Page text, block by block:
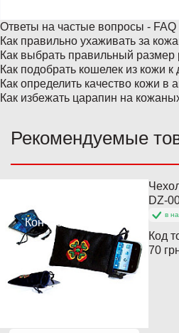
Ответы на частые вопросы - FAQ
Как правильно ухаживать за
Как выбрать правильный размер
Как подобрать кошелек из кожи к
Как определить качество кожи в
Как избежать царапин на
Рекомендуемые
Кончается
DZ-
в
Код
70